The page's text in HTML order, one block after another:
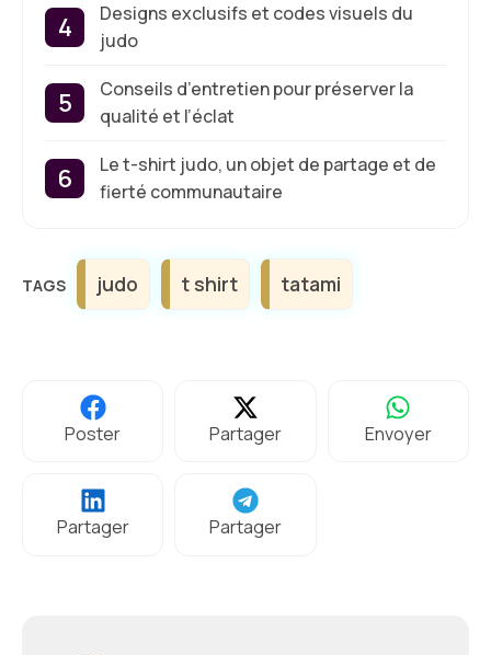
Designs exclusifs et codes visuels du
judo
Conseils d’entretien pour préserver la
qualité et l’éclat
Le t-shirt judo, un objet de partage et de
fierté communautaire
Étiquettes
judo t shirt tatami
Poster Partager Envoyer
Partager Partager